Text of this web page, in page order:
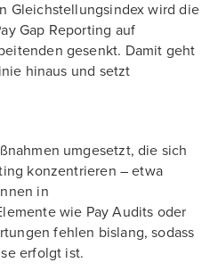
Gleichstellungsindex wird die
Gap Reporting auf
gesenkt. Damit geht
hinaus und setzt
umgesetzt, die sich
konzentrieren – etwa
in
wie Pay Audits oder
fehlen bislang, sodass
erfolgt ist.